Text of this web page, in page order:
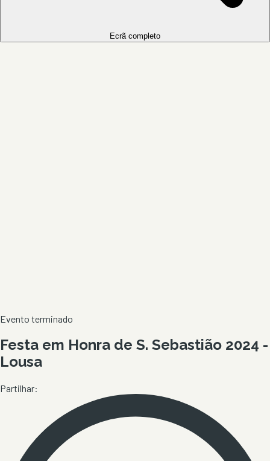
Ecrã completo
Evento terminado
Festa em Honra de S. Sebastião 2024 -
Lousa
Partilhar: